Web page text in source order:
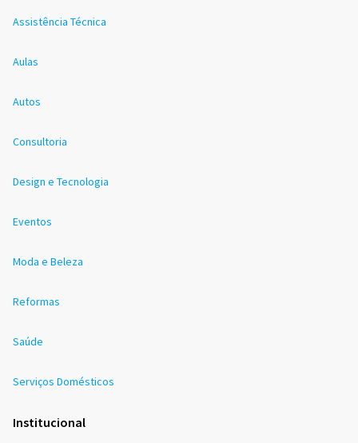
Assistência Técnica
Aulas
Autos
Consultoria
Design e Tecnologia
Eventos
Moda e Beleza
Reformas
Saúde
Serviços Domésticos
Institucional